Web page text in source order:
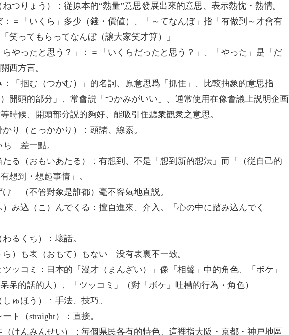
ねつりょう）：従原本的“熱量”意思發展出來的意思、表示熱忱・熱情。
：＝「いくら」多少（錢・價値）、「～てなんぼ」指「有做到～才會有
笑ってもらってなんぼ（譲大家笑才算）」
らやったと思う？」：＝「いくらだったと思う？」、「やった」是「だ
西方言。
：「掴む（つかむ）」的名詞、原意思爲「抓住」、比較抽象的意思指
）開頭的部分」、常會説「つかみがいい」、通常使用在像會議上説明企画
時候、開頭部分説的夠好、能吸引住聽衆観衆之意思。
かり（とっかかり）：頭諸、線索。
：差一點。
たる（おもいあたる）：有想到、不是「想到新的想法」而「（従自己的
想到・想起事情」。
け：（不管對象是誰都）毫不客氣地直説。
）み込（こ）んでくる：擅自進來、介入。「心の中に踏み込んでく
るくち）：壞話。
ら）も表（おもて）もない：没有表裏不一致。
ツッコミ：日本的「漫才（まんざい）」像「相聲」中的角色、「ボケ」
呆呆的話的人）、「ツッコミ」（對「ボケ」吐槽的行為・角色）
しゅほう）：手法、技巧。
ト（straight）：直接。
（けんみんせい）：毎個県民各有的特色。這裡指大阪・京都・神戸地區